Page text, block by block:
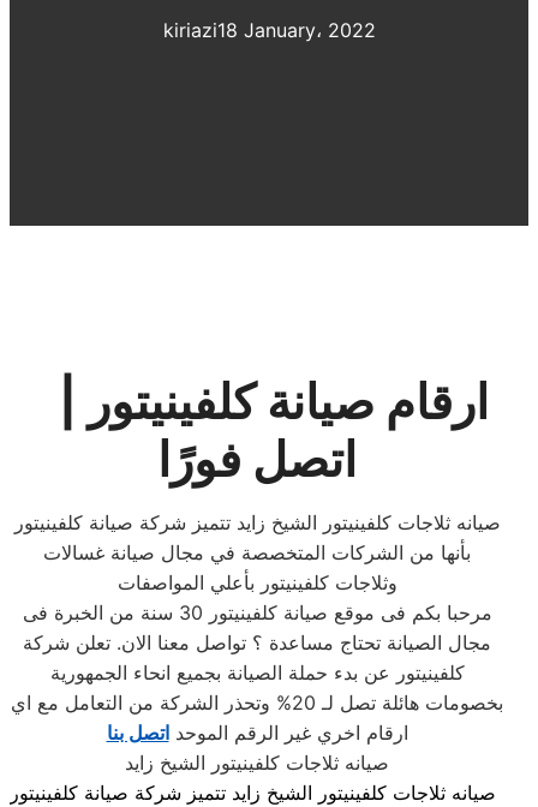
kiriazi18 January، 2022
اتصل فورًا
صيانه ثلاجات كلفينيتور الشيخ زايد تتميز شركة صيانة كلفينيتور
بأنها من الشركات المتخصصة في مجال صيانة غسالات
وثلاجات كلفينيتور بأعلي المواصفات
مرحبا بكم فى موقع صيانة كلفينيتور 30 سنة من الخبرة فى
مجال الصيانة تحتاج مساعدة ؟ تواصل معنا الان. تعلن شركة
كلفينيتور عن بدء حملة الصيانة بجميع انحاء الجمهورية
بخصومات هائلة تصل لـ 20% وتحذر الشركة من التعامل مع اي
ارقام اخري غير الرقم الموحداتصل بنا
صيانه ثلاجات كلفينيتور الشيخ زايد
صيانه ثلاجات كلفينيتور الشيخ زايد تتميز شركة صيانة كلفينيتور